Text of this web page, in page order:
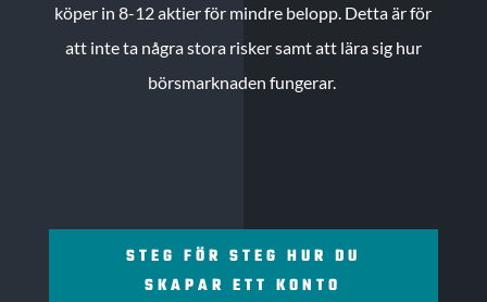
köper in 8-12 aktier för mindre belopp. Detta är för
att inte ta några stora risker samt att lära sig hur
börsmarknaden fungerar.
STEG FÖR STEG HUR DU
SKAPAR ETT KONTO